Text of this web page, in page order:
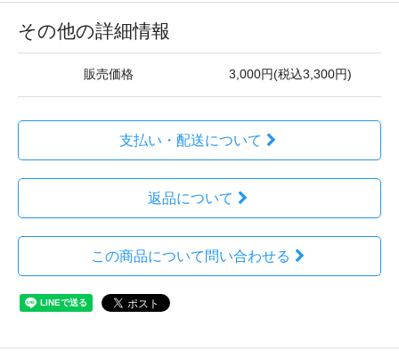
その他の詳細情報
販売価格 3,000円(税込3,300円)
支払い・配送について
返品について
この商品について問い合わせる